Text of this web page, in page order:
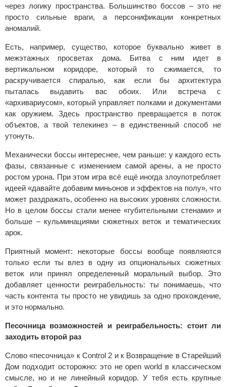
через логику пространства. Большинство боссов – это не
просто сильные враги, а персонификации конкретных
аномалий.
Есть, например, существо, которое буквально живет в
межэтажных просветах дома. Битва с ним идет в
вертикальном коридоре, который то сжимается, то
раскручивается спиралью, как если бы архитектура
пыталась выдавить вас обоих. Или встреча с
«архивариусом», который управляет полками и документами
как оружием. Здесь пространство превращается в поток
объектов, а твой телекинез – в единственный способ не
утонуть.
Механически боссы интереснее, чем раньше: у каждого есть
фазы, связанные с изменением самой арены, а не просто
ростом урона. При этом игра всё ещё иногда злоупотребляет
идеей «давайте добавим миньонов и эффектов на полу», что
может раздражать, особенно на высоких уровнях сложности.
Но в целом боссы стали менее «губительными стенами» и
больше – кульминациями сюжетных веток и тематических
арок.
Приятный момент: некоторые боссы вообще появляются
только если ты влез в одну из опциональных сюжетных
веток или принял определенный моральный выбор. Это
добавляет ценности реиграбельность: ты понимаешь, что
часть контента ты просто не увидишь за одно прохождение,
и это нормально.
Песочница возможностей и реиграбельность: стоит ли
заходить второй раз
Слово «песочница» к Control 2 и к Возвращение в Старейший
Дом подходит осторожно: это не open world в классическом
смысле, но и не линейный коридор. У тебя есть крупные